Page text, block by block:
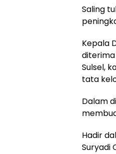
Saling
Kepala
diterima
Sulsel,
tata
Dalam
Hadir
Suryadi